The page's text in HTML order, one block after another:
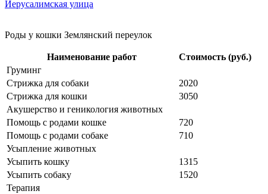
Иерусалимская улица
Роды у кошки Землянский переулок
Наименование работ
Стоимость (руб.)
Груминг
Стрижка для собаки
2020
Стрижка для кошки
3050
Акушерство и геникология животных
Помощь с родами кошке
720
Помощь с родами собаке
710
Усыпление животных
Усыпить кошку
1315
Усыпить собаку
1520
Терапия